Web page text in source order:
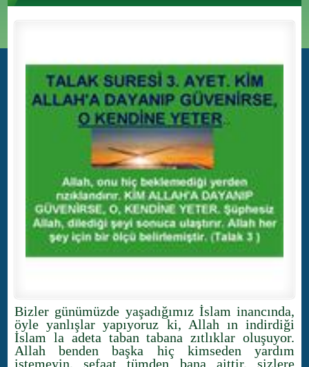
Bizler günümüzde yaşadığımız İslam inancında,
öyle yanlışlar yapıyoruz ki, Allah ın indirdiği
İslam la adeta taban tabana zıtlıklar oluşuyor.
Allah benden başka hiç kimseden yardım
istemeyin, şefaat tümden bana aittir, sizlere